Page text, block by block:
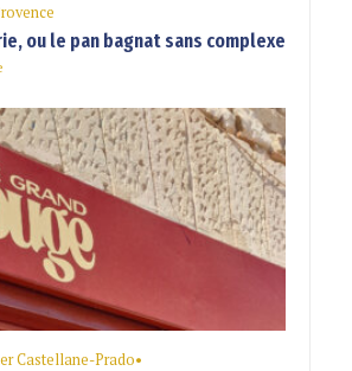
ou le pan bagnat sans complexe
Castellane-Prado•